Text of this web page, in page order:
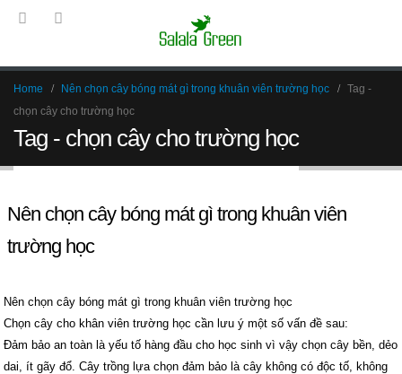
Home Nên chọn cây bóng mát gì trong khuân viên trường học
Tag -
chọn cây cho trường học
Tag - chọn cây cho trường học
Nên chọn cây bóng mát gì trong khuân viên
trường học
Nên chọn cây bóng mát gì trong khuân viên trường học
Chọn cây cho khân viên trường học cần lưu ý một số vấn đề sau:
Đảm bảo an toàn là yếu tố hàng đầu cho học sinh vì vậy chọn cây bền, dẻo
dai, ít gãy đổ. Cây trồng lựa chọn đảm bảo là cây không có độc tố, không